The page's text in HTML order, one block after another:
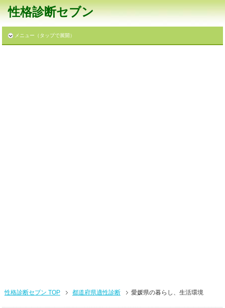
性格診断セブン
メニュー（タップで展開）
性格診断セブン TOP 都道府県適性診断 愛媛県の暮らし、生活環境